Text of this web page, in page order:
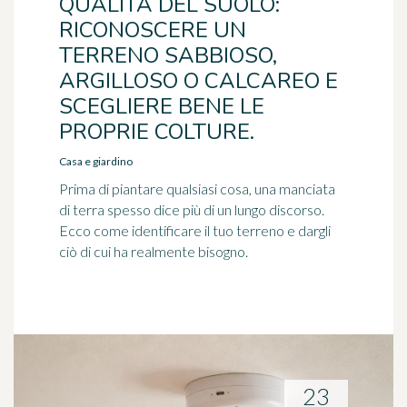
RICONOSCERE UN
TERRENO SABBIOSO,
ARGILLOSO O CALCAREO E
SCEGLIERE BENE LE
PROPRIE COLTURE.
Casa e giardino
Prima di piantare qualsiasi cosa, una manciata
di terra spesso dice più di un lungo discorso.
Ecco come identificare il tuo terreno e dargli
ciò di cui ha realmente bisogno.
23